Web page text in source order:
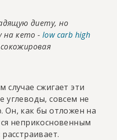
диету, но
на кето - low carb high
случае сжигает эти
углеводы, совсем не
Он, как бы отложен на
неприкосновенным